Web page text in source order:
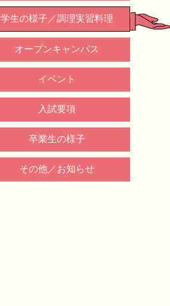
学生の様子／調理実習料理
オープンキャンパス
イベント
入試要項
卒業生の様子
その他／お知らせ